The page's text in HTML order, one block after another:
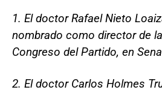
1. El doctor Rafael Nieto
nombrado como director de
Congreso del Partido, en
2. El doctor Carlos Holmes